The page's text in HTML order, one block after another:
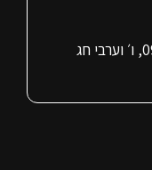
שעות פתיחה: א-ה 09:00-19:00, ו׳ וערבי חג